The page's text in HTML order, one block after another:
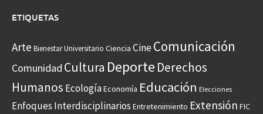
ETIQUETAS
Arte Bienestar Universitario Ciencia CineComunicación
Comunidad Cultura Deporte Derechos
Humanos EcologíaEconomía Educación Elecciones
Enfoques Interdisciplinarios Entretenimiento Extensión FIC